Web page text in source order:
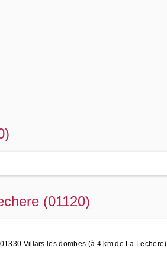
(01120)
Villars les dombes (à 4 km de La Lechere)